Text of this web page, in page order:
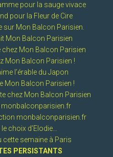
pour la sauge vivace
pour la Fleur de Cire
sur Mon Balcon Parisien.
Mon Balcon Parisien
chez Mon Balcon Parisien
Mon Balcon Parisien !
l’érable du Japon
Mon Balcon Parisien !
chez Mon Balcon Parisien
monbalconparisien.fr
monbalconparisien.fr
choix d’Elodie…
cette semaine à Paris
PERSISTANTS